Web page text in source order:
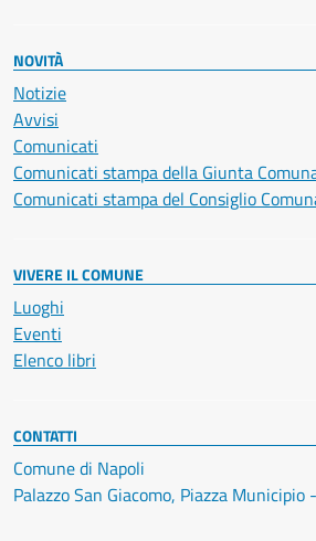
NOVITÀ
Notizie
Avvisi
Comunicati
Comunicati stampa della Giunta
Comunicati stampa del Consiglio
VIVERE IL COMUNE
Luoghi
Eventi
Elenco libri
CONTATTI
Comune di Napoli
Palazzo San Giacomo, Piazza Municipio